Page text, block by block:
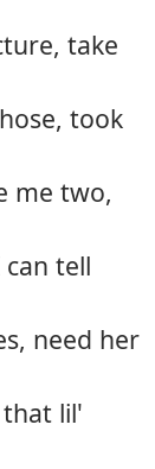
take
took
me two,
tell
need her
lil'